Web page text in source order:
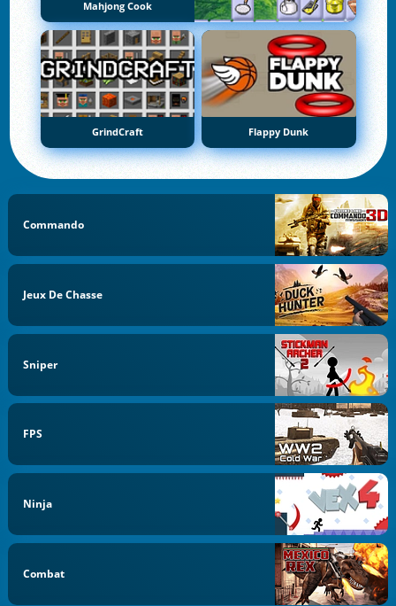
Mahjong Cook
GrindCraft Flappy Dunk
Commando
Jeux De Chasse
Sniper
FPS
Ninja
Combat